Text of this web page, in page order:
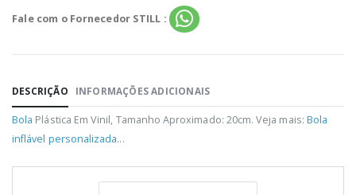
Fale com o Fornecedor STILL :
DESCRIÇÃO INFORMAÇÕES ADICIONAIS
Bola Plástica Em Vinil, Tamanho Aproximado: 20cm. Veja mais: Bola
inflável personalizada...